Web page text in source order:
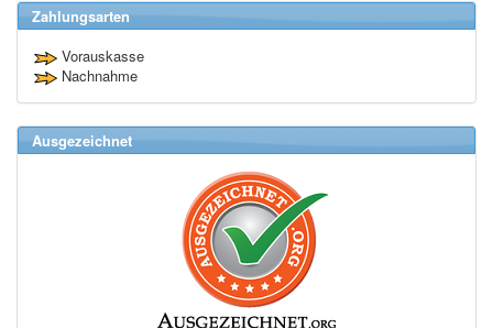
Zahlungsarten
Vorauskasse
Nachnahme
Ausgezeichnet